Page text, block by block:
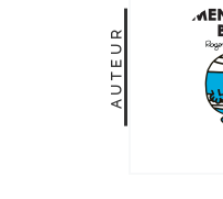
AUTEUR